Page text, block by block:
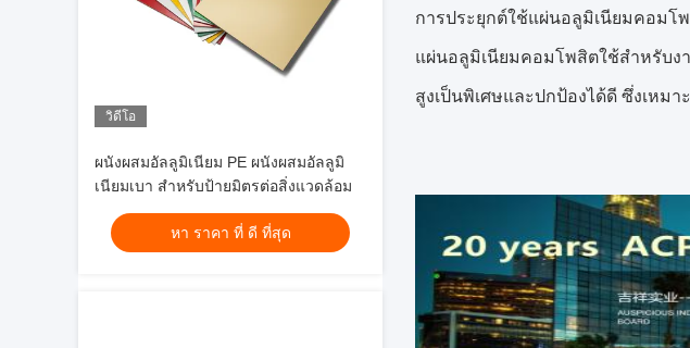
วิดีโอ
ผนังผสมอัลลูมิเนียม PE ผนังผสมอัลลูมิ
เนียมเบา สําหรับป้ายมิตรต่อสิ่งแวดล้อม
หา ราคา ที่ ดี ที่สุด
การประยุกต์ใช้แผ่นอลูมิเนียมคอมโ
แผ่นอลูมิเนียมคอมโพสิตใช้สำหรับ
สูงเป็นพิเศษและปกป้องได้ดี ซึ่งเหม